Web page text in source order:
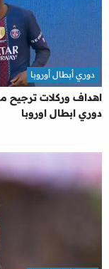
اهداف وركلات ترجيح
دوري ابطال اوروبا
دوري أبطال أوروبا